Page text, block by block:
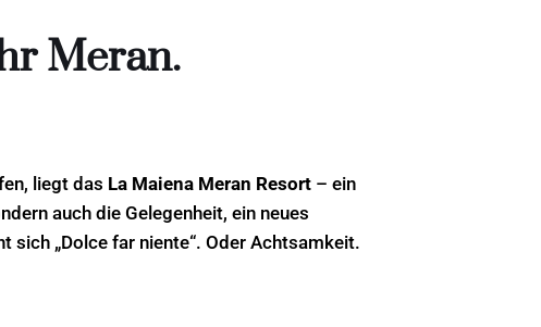
Meran.
liegt das La Maiena Meran Resort – ein
auch die Gelegenheit, ein neues
sich „Dolce far niente“. Oder Achtsamkeit.